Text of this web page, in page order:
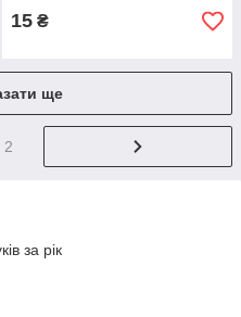
15 ₴
ще
2
за рік